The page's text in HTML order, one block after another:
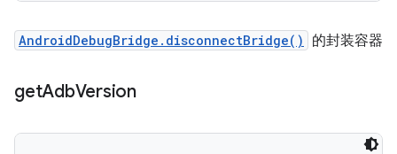
AndroidDebugBridge.disconnectBridge() 的封装容器
getAdbVersion